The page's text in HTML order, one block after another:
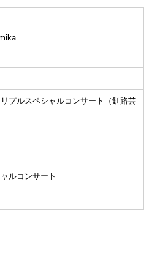
プルスペシャルコンサート（釧路芸
ルコンサート